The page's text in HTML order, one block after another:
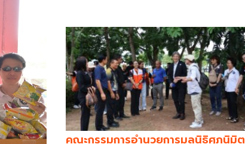
คณะกรรมการอำนวยการมูลนิธิศุภนิมิต